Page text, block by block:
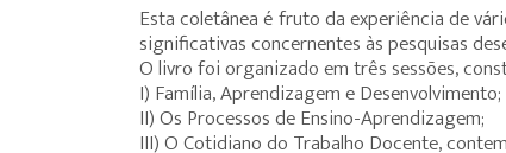
Esta coletânea é fruto da experiência de
significativas concernentes às pesquisas
O livro foi organizado em três sessões,
I) Família, Aprendizagem e Desenvolvimento;
II) Os Processos de Ensino-Aprendizagem;
III) O Cotidiano do Trabalho Docente,